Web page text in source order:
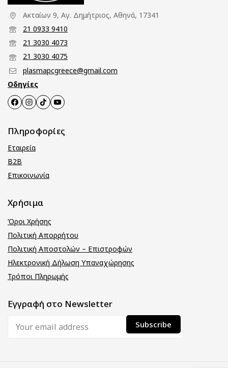
Ακταίων 9, Αγ. Δημήτριος, Αθηνά, 17341
21 0933 9410
21 3030 4073
21 3030 4075
plasmapcgreece@gmail.com
Οδηγίες
Πληροφορίες
Εταιρεία
B2B
Επικοινωνία
Χρήσιμα
Όροι Χρήσης
Πολιτική Απορρήτου
Πολιτική Αποστολών – Επιστροφών
Ηλεκτρονική Δήλωση Υπαναχώρησης
Τρόποι Πληρωμής
Εγγραφή στο Newsletter